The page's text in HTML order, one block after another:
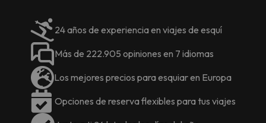
Informa a La Ferme du Lac Vert
de llegada. Para ello, puedes
especiales al hacer la reserva o
ponerte en contacto directamente
con el alojamiento. Los datos de
24 años de experiencia en viajes de esquí
Más de 222.905 opiniones en 7 idiomas
Los mejores precios para esquiar en Europa
Opciones de reserva flexibles para tus viajes